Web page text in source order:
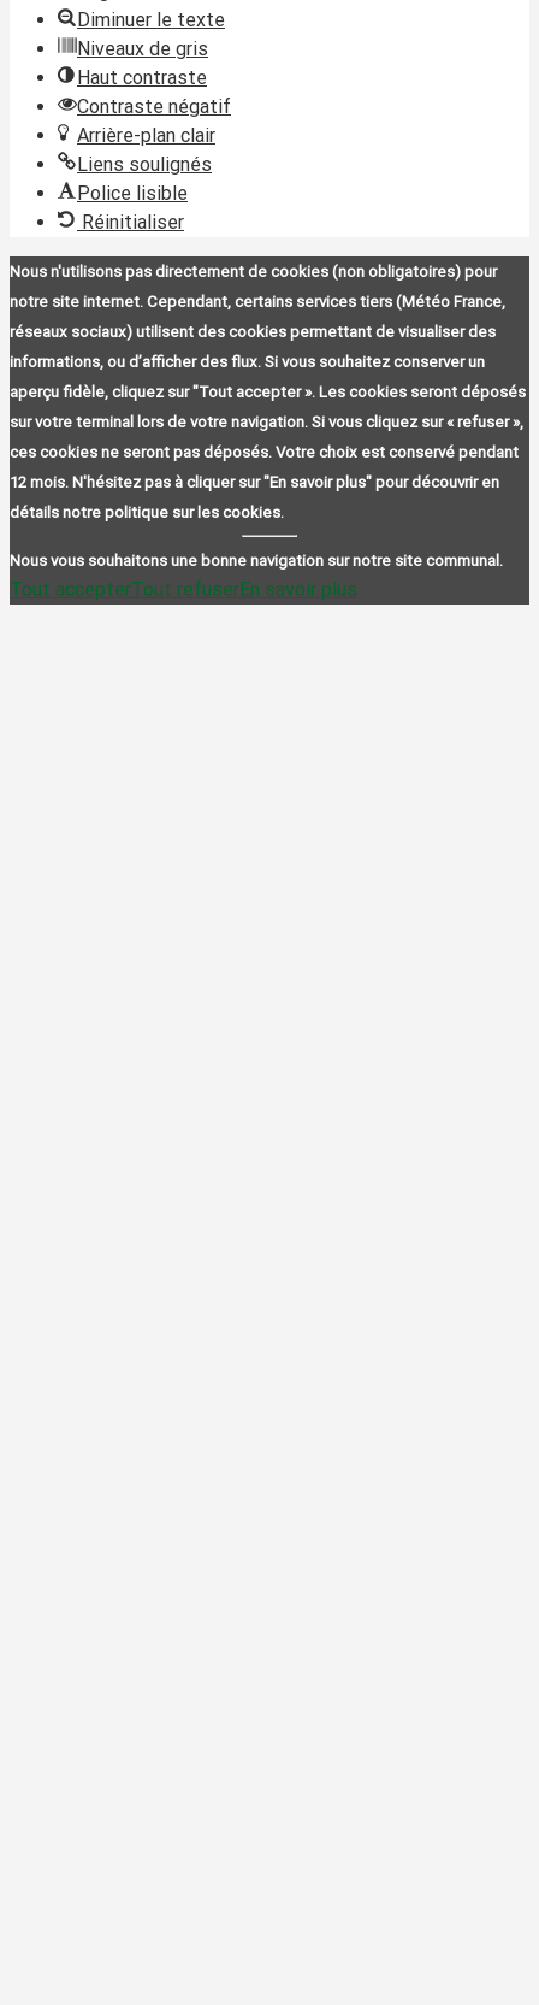
Diminuer le texte
Niveaux de gris
Haut contraste
Contraste négatif
Arrière-plan clair
Liens soulignés
Police lisible
Réinitialiser
Nous n'utilisons pas directement de cookies (non obligatoires) pour
notre site internet. Cependant, certains services tiers (Météo France,
réseaux sociaux) utilisent des cookies permettant de visualiser des
informations, ou d’afficher des flux. Si vous souhaitez conserver un
aperçu fidèle, cliquez sur "Tout accepter ». Les cookies seront déposés
sur votre terminal lors de votre navigation. Si vous cliquez sur « refuser »,
ces cookies ne seront pas déposés. Votre choix est conservé pendant
12 mois. N'hésitez pas à cliquer sur "En savoir plus" pour découvrir en
détails notre politique sur les cookies.
Nous vous souhaitons une bonne navigation sur notre site communal.
Tout accepterTout refuserEn savoir plus